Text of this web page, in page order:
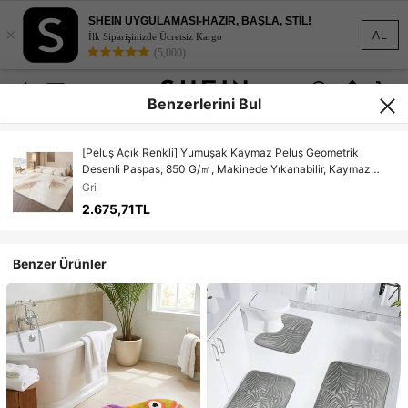
AL
×
SHEIN UYGULAMASI-HAZIR, BAŞLA, STİL!
İlk Siparişinizde Ücretsiz Kargo
(5,000)
Benzerlerini Bul
[Peluş Açık Renkli] Yumuşak Kaymaz Peluş Geometrik
Desenli Paspas, 850 G/㎡, Makinede Yıkanabilir, Kaymaz
Arka Yüzey, Banyo, Yemek Odası, Oturma Odası, Yatak Odası,
Ofis İçin Uygun, Çeşitli Boyutlarda Mevcuttur, Noel Dekoru
Mutfak Halısı
Gri
2.675,71TL
Benzer Ürünler